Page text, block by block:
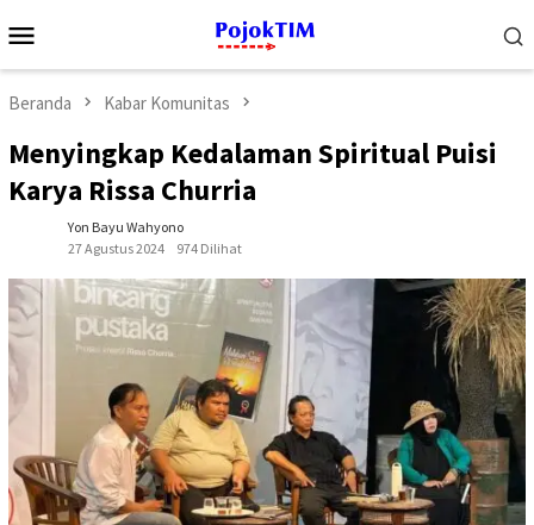
ke
Mobile
Beranda Kabar Komunitas
Menyingkap Kedalaman Spiritual Puisi
Karya Rissa Churria
Yon Bayu Wahyono
27 Agustus 2024
974 Dilihat